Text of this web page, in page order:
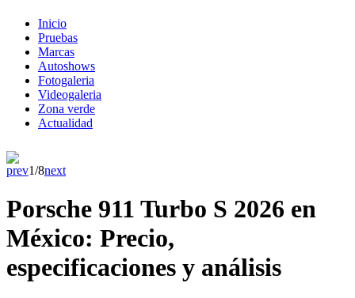
Inicio
Pruebas
Marcas
Autoshows
Fotogaleria
Videogaleria
Zona verde
Actualidad
prev1/8next
Porsche 911 Turbo S 2026 en
México: Precio,
especificaciones y análisis